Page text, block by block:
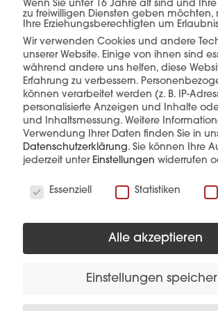
einer Hand.
mehr erfahren
Diese Produkte könnten
interessieren
Wenn Sie unter 16 Jahre alt sind und
zu freiwilligen Diensten geben möchten,
Ihre Erziehungsberechtigten um
Wir verwenden Cookies und andere
unserer Website. Einige von ihnen sind
während andere uns helfen, diese
Erfahrung zu verbessern.
können verarbeitet werden (z. B. IP-
personalisierte Anzeigen und Inhalte
und Inhaltsmessung. Weitere
Verwendung Ihrer Daten finden Sie in
Datenschutzerklärung. Sie können Ihre
jederzeit unter Einstellungen widerrufen
Essenziell
Statistiken
Alle akzeptieren
Einstellungen